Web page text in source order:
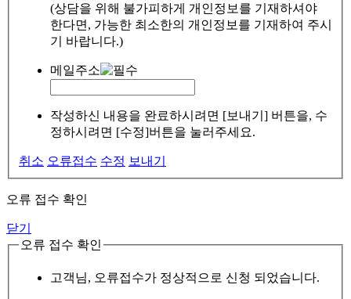
(상담을 위해 불가피하게 개인정보를 기재하셔야
한다면, 가능한 최소한의 개인정보를 기재하여 주시
기 바랍니다.)
메일주소
작성하신 내용을 완료하시려면 [보내기] 버튼을, 수
정하시려면 [수정]버튼을 눌러주세요.
취소 오류접수 수정 보내기
오류 접수 확인
닫기
오류 접수 확인
고객님, 오류접수가 정상적으로 신청 되었습니다.